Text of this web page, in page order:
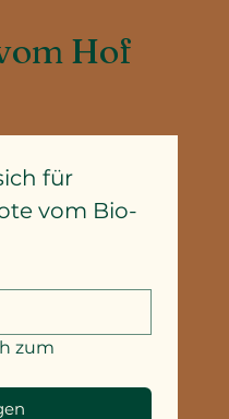
Hof
für
vom Bio-
zum